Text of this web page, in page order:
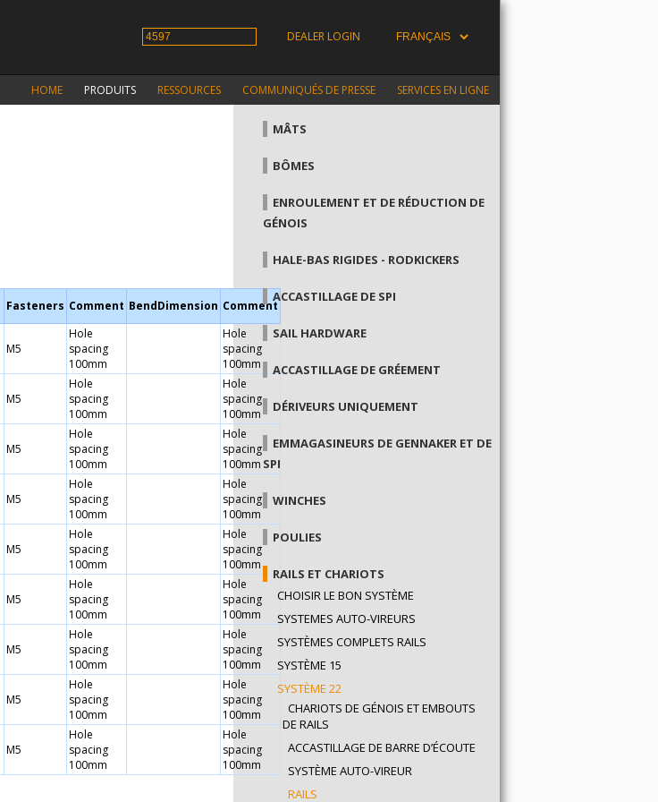
DEALER LOGIN
HOME PRODUITS RESSOURCES COMMUNIQUÉS DE PRESSE SERVICES EN LIGNE
Fasteners Comment BendDimension Comment
M5
Hole
spacing
100mm
Hole
spacing
100mm
M5
Hole
spacing
100mm
Hole
spacing
100mm
M5
Hole
spacing
100mm
Hole
spacing
100mm
M5
Hole
spacing
100mm
Hole
spacing
100mm
M5
Hole
spacing
100mm
Hole
spacing
100mm
M5
Hole
spacing
100mm
Hole
spacing
100mm
M5
Hole
spacing
100mm
Hole
spacing
100mm
M5
Hole
spacing
100mm
Hole
spacing
100mm
M5
Hole
spacing
100mm
Hole
spacing
100mm
MÂTS
BÔMES
ENROULEMENT ET DE RÉDUCTION DE
GÉNOIS
HALE-BAS RIGIDES - RODKICKERS
ACCASTILLAGE DE SPI
SAIL HARDWARE
ACCASTILLAGE DE GRÉEMENT
DÉRIVEURS UNIQUEMENT
EMMAGASINEURS DE GENNAKER ET DE
SPI
WINCHES
POULIES
RAILS ET CHARIOTS
CHOISIR LE BON SYSTÈME
SYSTEMES AUTO-VIREURS
SYSTÈMES COMPLETS RAILS
SYSTÈME 15
SYSTÈME 22
CHARIOTS DE GÉNOIS ET EMBOUTS
DE RAILS
ACCASTILLAGE DE BARRE D’ÉCOUTE
SYSTÈME AUTO-VIREUR
RAILS